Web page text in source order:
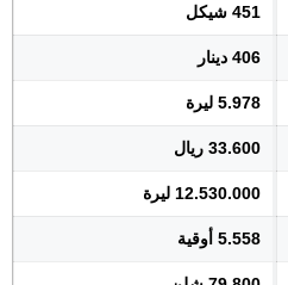
451 شيكل
406 دينار
5.978 ليرة
33.600 ريال
12.530.000 ليرة
5.558 أوقية